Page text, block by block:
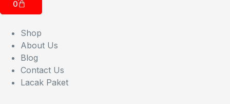
0
Shop
About Us
Blog
Contact Us
Lacak Paket